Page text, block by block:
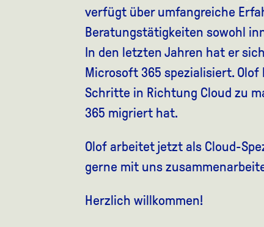
verfügt über umfangreiche
Beratungstätigkeiten sowohl
In den letzten Jahren hat er
Microsoft 365 spezialisiert.
Schritte in Richtung Cloud zu
365 migriert hat.
Olof arbeitet jetzt als Cloud-
gerne mit uns
Herzlich willkommen!